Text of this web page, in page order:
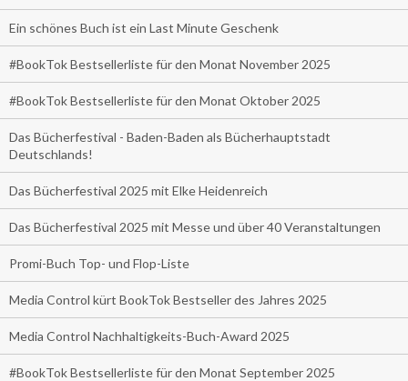
Ein schönes Buch ist ein Last Minute Geschenk
#BookTok Bestsellerliste für den Monat November 2025
#BookTok Bestsellerliste für den Monat Oktober 2025
Das Bücherfestival - Baden-Baden als Bücherhauptstadt
Deutschlands!
Das Bücherfestival 2025 mit Elke Heidenreich
Das Bücherfestival 2025 mit Messe und über 40 Veranstaltungen
Promi-Buch Top- und Flop-Liste
Media Control kürt BookTok Bestseller des Jahres 2025
Media Control Nachhaltigkeits-Buch-Award 2025
#BookTok Bestsellerliste für den Monat September 2025